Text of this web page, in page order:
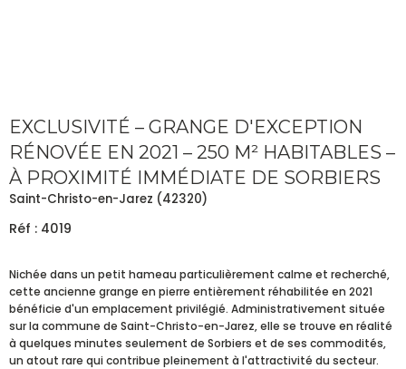
EXCLUSIVITÉ – GRANGE D'EXCEPTION
RÉNOVÉE EN 2021 – 250 M² HABITABLES –
À PROXIMITÉ IMMÉDIATE DE SORBIERS
Saint-Christo-en-Jarez (42320)
Réf : 4019
Nichée dans un petit hameau particulièrement calme et recherché,
cette ancienne grange en pierre entièrement réhabilitée en 2021
bénéficie d'un emplacement privilégié. Administrativement située
sur la commune de Saint-Christo-en-Jarez, elle se trouve en réalité
à quelques minutes seulement de Sorbiers et de ses commodités,
un atout rare qui contribue pleinement à l'attractivité du secteur.